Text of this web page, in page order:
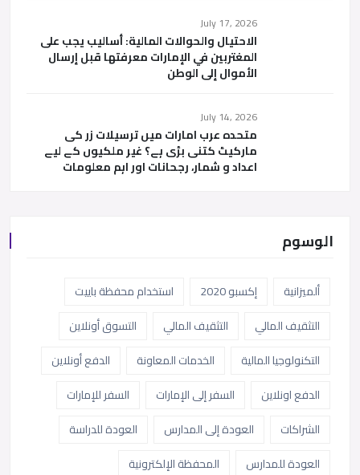
July 17, 2026
الاحتيال والحوالات المالية: أساليب يجب على
المغتربين في الإمارات معرفتها قبل إرسال
الأموال إلى الوطن
July 14, 2026
متحدہ عرب امارات میں ترسیلات زر کی
مارکیٹ کتنی بڑی ہے؟ غیر ملکیوں کے لیے
اعداد و شمار، رجحانات اور اہم معلومات
الوسوم
ألميزانية إكسبو 2020
استخدام محفظة باييت
التثقيف المالي
التثقيف المالي
التسوق أونلاين
التكنولوجيا المالية
الخدمات المعاونة
الدفع أونلاين
الدفع اونلاين
السفر إلى الإمارات
السفر للإمارات
الشراكات
العودة إلى المدارس
العودة للدراسة
العودة للمدارس
المحفظة الإلكترونية